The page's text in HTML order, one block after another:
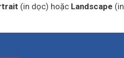
(in dọc) hoặc Landscape (in